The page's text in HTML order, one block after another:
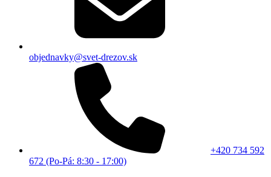
objednavky@svet-drezov.sk
+420 734 592
672 (Po-Pá: 8:30 - 17:00)